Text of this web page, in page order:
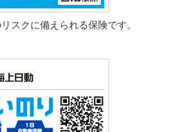
スクに備えられる保険です。